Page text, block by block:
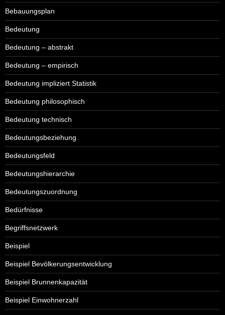
Bebauungsplan
Bedeutung
Bedeutung – abstrakt
Bedeutung – empirisch
Bedeutung impliziert Statistik
Bedeutung philosophisch
Bedeutung technisch
Bedeutungsbeziehung
Bedeutungsfeld
Bedeutungshierarchie
Bedeutungszuordnung
Bedürfnisse
Begriffsnetzwerk
Beispiel
Beispiel Bevölkerungsentwicklung
Beispiel Brunnenkapazität
Beispiel Einwohnerzahl